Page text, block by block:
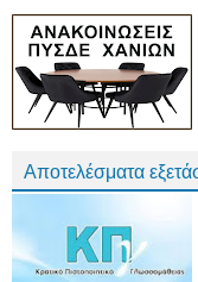
Αποτελέσματα